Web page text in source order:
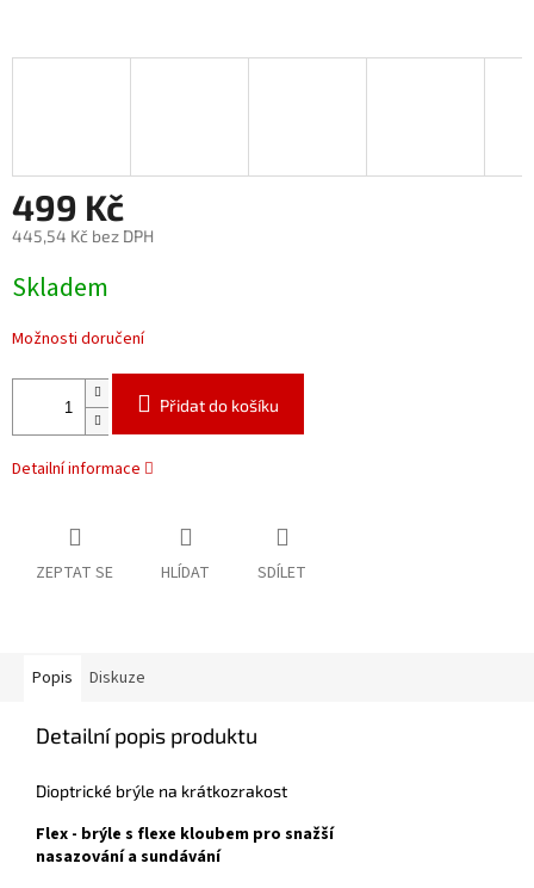
499 Kč
445,54 Kč bez DPH
cena:
Skladem
Možnosti doručení
Přidat do košíku
Detailní informace
ZEPTAT SE HLÍDAT SDÍLET
Popis Diskuze
Detailní popis produktu
Dioptrické brýle na krátkozrakost
Flex - brýle s flexe kloubem pro snažší
nasazování a sundávání